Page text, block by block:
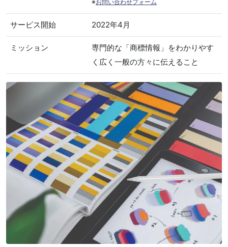
※お問い合わせフォーム
サービス開始 2022年4月
ミッション
専門的な「商標情報」をわかりやす
く広く一般の方々に伝えること